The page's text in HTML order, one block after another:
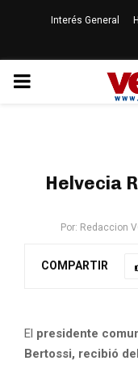
Interés General
PRIMARY
Helvecia
Por: Redaccion
COMPARTIR
El presidente
Bertossi, recibió